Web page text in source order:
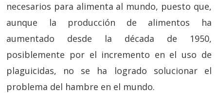
necesarios para alimenta al mundo, puesto que,
aunque la producción de alimentos ha
aumentado desde la década de 1950,
posiblemente por el incremento en el uso de
plaguicidas, no se ha logrado solucionar el
problema del hambre en el mundo.